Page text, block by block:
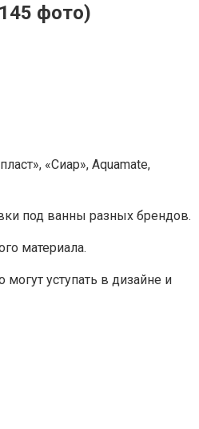
фото)
«Сиар», Aquamate,
под ванны разных брендов.
материала.
уступать в дизайне и